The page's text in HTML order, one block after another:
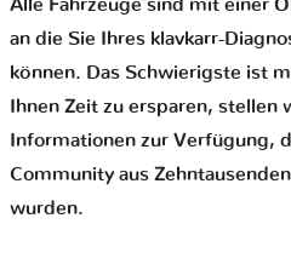
Alle Fahrzeuge sind mit einer
an die Sie Ihres klavkarr-
können. Das Schwierigste ist
Ihnen Zeit zu ersparen, stellen
Informationen zur Verfügung,
Community aus
wurden.